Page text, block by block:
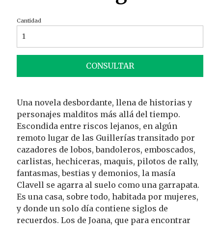
Cantidad
CONSULTAR
Una novela desbordante, llena de historias y
personajes malditos más allá del tiempo.
Escondida entre riscos lejanos, en algún
remoto lugar de las Guillerías transitado por
cazadores de lobos, bandoleros, emboscados,
carlistas, hechiceras, maquis, pilotos de rally,
fantasmas, bestias y demonios, la masía
Clavell se agarra al suelo como una garrapata.
Es una casa, sobre todo, habitada por mujeres,
y donde un solo día contiene siglos de
recuerdos. Los de Joana, que para encontrar